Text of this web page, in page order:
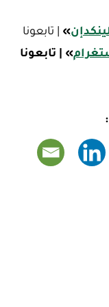
» | تابعونا
»
| تابعونا